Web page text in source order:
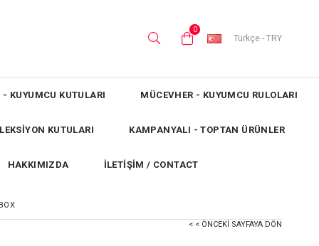
0
Türkçe - TRY
- KUYUMCU KUTULARI MÜCEVHER - KUYUMCU RULOLARI
KUTULARI KAMPANYALI - TOPTAN ÜRÜNLER
HAKKIMIZDA İLETİŞİM / CONTACT
< < ÖNCEKI SAYFAYA DÖN